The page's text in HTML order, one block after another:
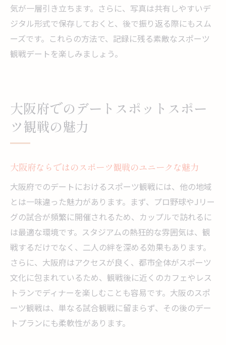
観戦中に楽しめるスイーツとドリンクのペ
アリング
デートの締めに訪れたいスイーツショップ
特別なデートを演出するスポーツイベント
気が一層引き立ちます。さらに、写真は共有しやすいデ
ジタル形式で保存しておくと、後で振り返る際にもスム
ーズです。これらの方法で、記録に残る素敵なスポーツ
観戦デートを楽しみましょう。
大阪府でのデートスポットスポー
ツ観戦の魅力
大阪府ならではのスポーツ観戦のユニークな魅力
大阪府でのデートにおけるスポーツ観戦には、他の地域
とは一味違った魅力があります。まず、プロ野球やJリー
グの試合が頻繁に開催されるため、カップルで訪れるに
は最適な環境です。スタジアムの熱狂的な雰囲気は、観
戦するだけでなく、二人の絆を深める効果もあります。
さらに、大阪府はアクセスが良く、都市全体がスポーツ
文化に包まれているため、観戦後に近くのカフェやレス
トランでディナーを楽しむことも容易です。大阪のスポ
ーツ観戦は、単なる試合観戦に留まらず、その後のデー
トプランにも柔軟性があります。